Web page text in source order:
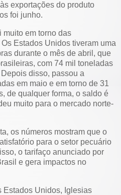
exportações do produto
foi junho.
muito em torno das
Estados Unidos tiveram uma
durante o mês de abril, que
com 74 mil toneladas
disso, passou a
em maio e em torno de 31
de qualquer forma, o saldo é
muito para o mercado norte-
os números mostram que o
para o setor pecuário
o tarifaço anunciado por
e gera impactos no
Estados Unidos, Iglesias